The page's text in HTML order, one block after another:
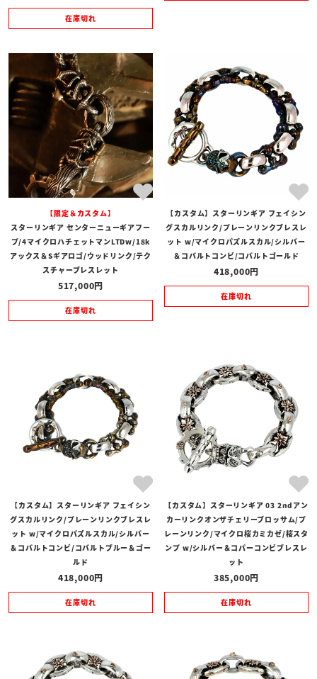
在庫切れ
【限定＆カスタム】
スターリンギア センターニューギアフー
プ/4マイクロハチェットマンLTDw/18k
アックス＆Sギアロゴ/ウッドリンク/テク
スチャーブレスレット
517,000
在庫切れ
【カスタム】スターリンギア フェイシン
グスカルリンク/プレーンリンクブレスレ
ット w/マイクロパズルスカル/シルバー
＆コバルトコンビ/コバルトゴールド
418,000
在庫切れ
【カスタム】スターリンギア フェイシン
グスカルリンク/プレーンリンクブレスレ
ット w/マイクロパズルスカル/シルバー
＆コバルトコンビ/コバルトブルー＆ゴー
ルド
418,000
在庫切れ
【カスタム】スターリンギア 03 2ndアン
カーリンクオンザチェリーブロッサム/プ
レーンリンク/マイクロ桜カミカゼ/桜スタ
ンプ w/シルバー＆コパーコンビブレスレ
ット
385,000
在庫切れ